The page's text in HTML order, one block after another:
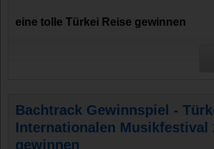
eine tolle Türkei Reise gewinnen
Bachtrack Gewinnspiel -
Internationalen Musikfestival
gewinnen